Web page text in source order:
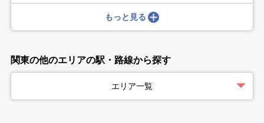
もっと見る
関東の他のエリアの駅・路線から探す
エリア一覧